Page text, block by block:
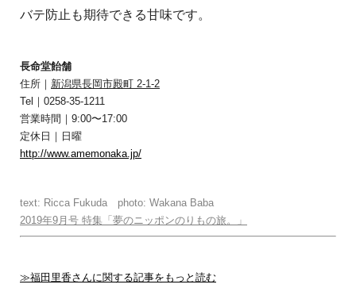
バテ防止も期待できる甘味です。
長命堂飴舗
住所｜ 新潟県長岡市殿町 2-1-2
Tel｜0258-35-1211
営業時間｜9:00〜17:00
定休日｜日曜
http://www.amemonaka.jp/
text: Ricca Fukuda photo: Wakana Baba
2019年9月号 特集「夢のニッポンのりもの旅。」
≫福田里香さんに関する記事をもっと読む